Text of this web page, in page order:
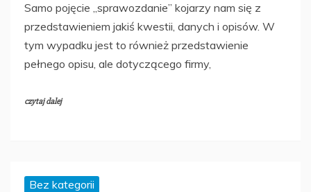
Samo pojęcie „sprawozdanie” kojarzy nam się z
przedstawieniem jakiś kwestii, danych i opisów. W
tym wypadku jest to również przedstawienie
pełnego opisu, ale dotyczącego firmy,
czytaj dalej
Bez kategorii